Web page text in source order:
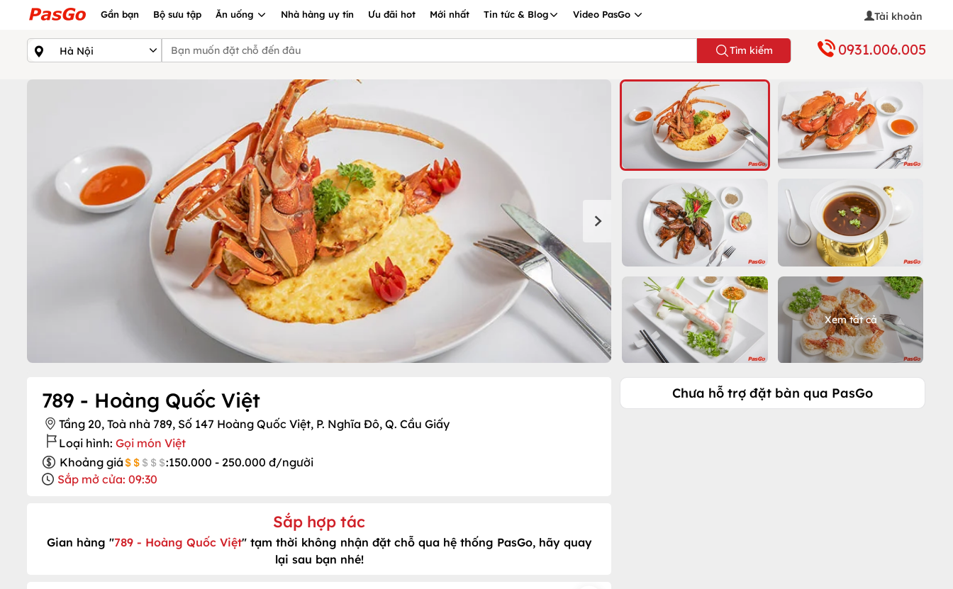
Gần bạn Bộ sưu tập Ăn uống Nhà hàng uy tín Ưu đãi hot Mới nhất Tin tức & Blog Video PasGo Tài khoản
Tìm kiếm 0931.006.005
Xem tất cả
789 - Hoàng Quốc Việt
Tầng 20, Toà nhà 789, Số 147 Hoàng Quốc Việt, P. Nghĩa Đô, Q. Cầu Giấy
Loại hình: Gọi món Việt
Khoảng giá
:150.000 - 250.000 đ/người
Sắp mở cửa: 09:30
Sắp hợp tác
Gian hàng "789 - Hoàng Quốc Việt" tạm thời không nhận đặt chỗ qua hệ thống PasGo, hãy quay
lại sau bạn nhé!
Chưa hỗ trợ đặt bàn qua PasGo